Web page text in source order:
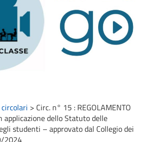
> Circ. n° 15 : REGOLAMENTO
applicazione dello Statuto delle
studenti – approvato dal Collegio dei